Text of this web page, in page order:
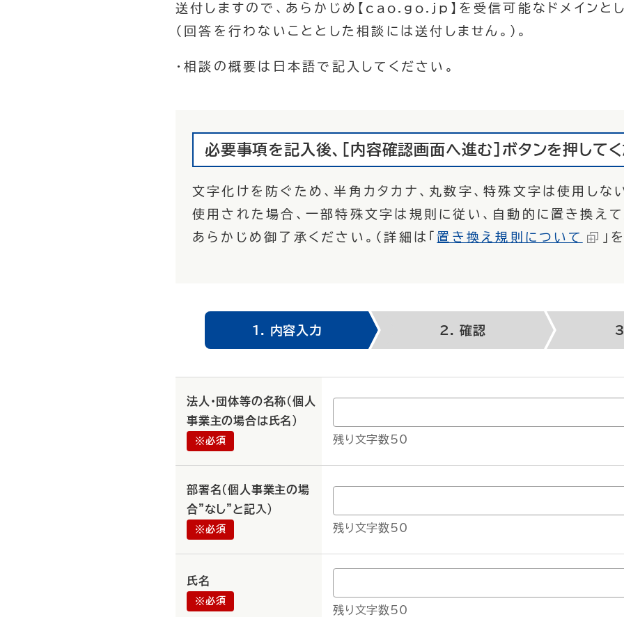
送付しますので、あらかじめ【cao.go.jp】を受信可能なドメインと
（回答を行わないこととした相談には送付しません。）。
・相談の概要は日本語で記入してください。
必要事項を記入後、[内容確認画面へ進む]ボタンを押してく
文字化けを防ぐため、半角カタカナ、丸数字、特殊文字は使用しな
使用された場合、一部特殊文字は規則に従い、自動的に置き換え
あらかじめ御了承ください。（詳細は「置き換え規則について 」
内容入力 確認
法人・団体等の名称(個人
事業主の場合は氏名)
※必須 残り文字数50
部署名（個人事業主の場
合”なし”と記入）
※必須 残り文字数50
氏名
※必須
残り文字数50